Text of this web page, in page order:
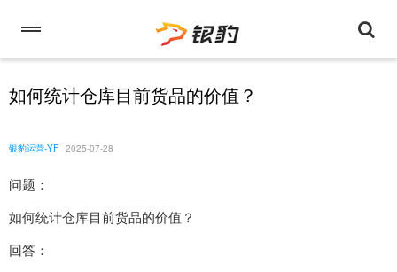
如何统计仓库目前货品的价值？
银豹运营-YF 2025-07-28
问题：
如何统计仓库目前货品的价值？
回答：